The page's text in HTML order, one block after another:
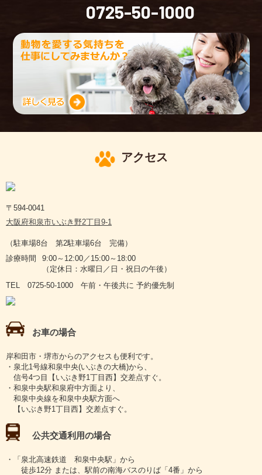
0725-50-1000
アクセス
〒594-0041
大阪府和泉市いぶき野2丁目9-1
（駐車場8台 第2駐車場6台 完備）
診療時間
9:00～12:00／15:00～18:00
（定休日：水曜日／日・祝日の午後）
TEL 0725-50-1000 午前・午後共に 予約優先制
お車の場合
岸和田市・堺市からのアクセスも便利です。
・泉北1号線和泉中央(いぶきの大橋)から、
信号4つ目【いぶき野1丁目西】交差点すぐ。
・和泉中央駅和泉府中方面より、
和泉中央線を和泉中央駅方面へ
【いぶき野1丁目西】交差点すぐ。
公共交通利用の場合
・「泉北高速鉄道 和泉中央駅」から
徒歩12分 または、駅前の南海バスのりば「4番」から